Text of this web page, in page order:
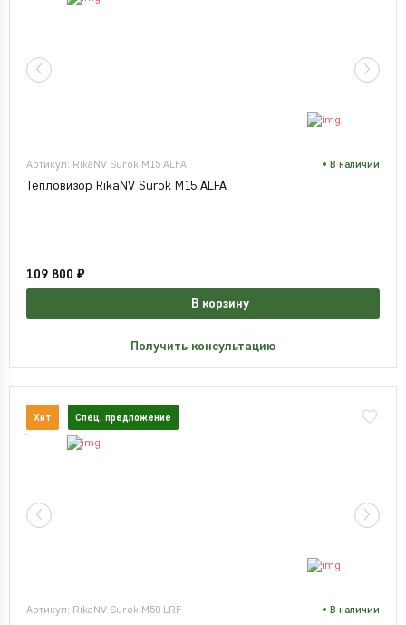
Артикул: RikaNV Surok M15 ALFA В наличии
Тепловизор RikaNV Surok M15 ALFA
109 800 ₽
В корзину
Получить консультацию
Хит Спец. предложение
Артикул: RikaNV Surok M50 LRF В наличии